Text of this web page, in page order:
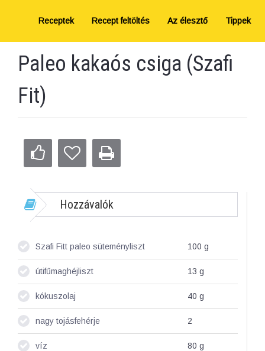
Receptek Recept feltöltés Az élesztő Tippek
Paleo kakaós csiga (Szafi
Fit)
Hozzávalók
Szafi Fitt paleo süteményliszt 100 g
útifűmaghéjliszt 13 g
kókuszolaj 40 g
nagy tojásfehérje 2
víz 80 g